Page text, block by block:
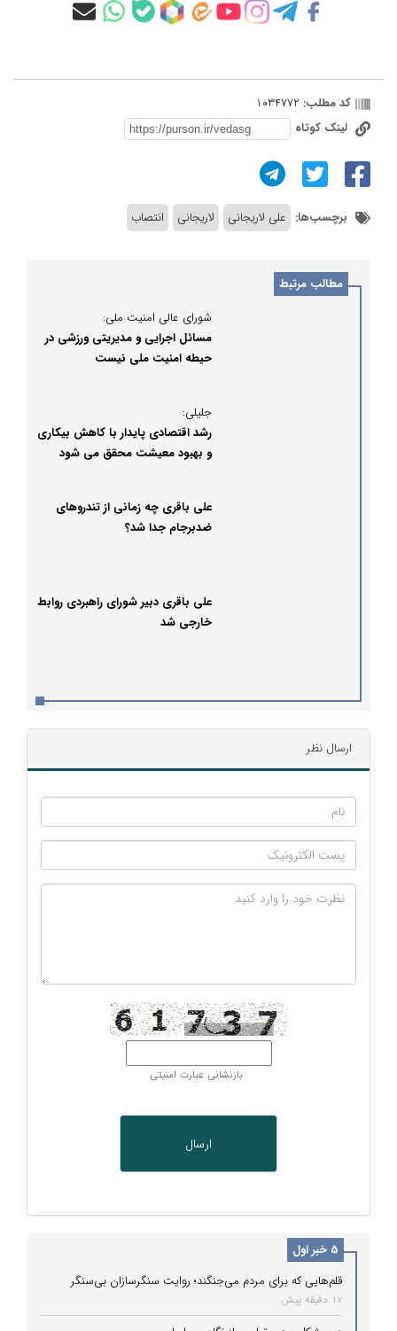
کد مطلب: 1034772
لینک کوتاه
برچسب‌ها: علی لاریجانی لاریجانی انتصاب
مطالب مرتبط
شورای عالی امنیت ملی:
مسائل اجرایی و مدیریتی ورزشی در
حیطه امنیت ملی نیست
جلیلی:
رشد اقتصادی پایدار با کاهش بیکاری
و بهبود معیشت محقق می شود
علی باقری چه زمانی از تندروهای
ضدبرجام جدا شد؟
علی باقری دبیر شورای راهبردی روابط
خارجی شد
ارسال نظر
بازنشانی عبارت امنیتی
5 خبر اول
قلم‌هایی که برای مردم می‌جنگند؛ روایت سنگرسازان بی‌سنگر
17 دقیقه پیش